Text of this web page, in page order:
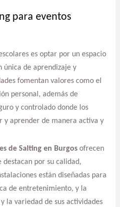
para eventos
es optar por un espacio
única de aprendizaje y
fomentan valores como el
personal, además de
y controlado donde los
y aprender de manera activa y
de Salting en Burgosofrecen
por su calidad,
están diseñadas para
de entretenimiento, y la
la variedad de sus actividades